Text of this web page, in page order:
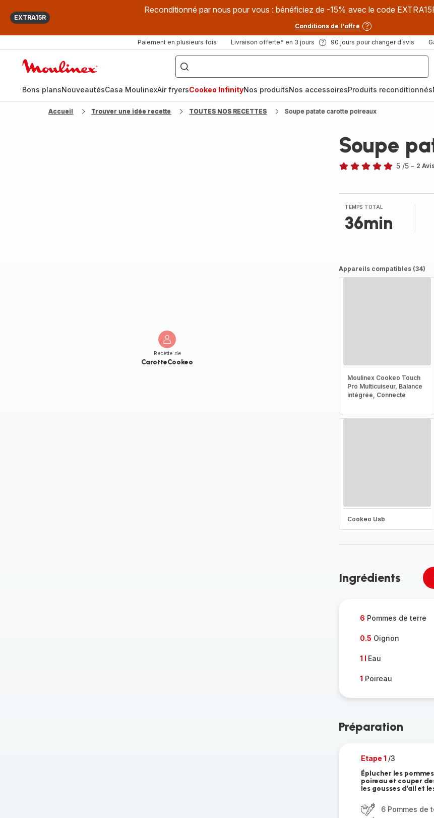
EXTRA15R
Reconditionné par nous pour vous : bénéficiez de -15% avec le code
Conditions de l'offre
Paiement en plusieurs fois Livraison offerte* en 3 jours 90 jours pour changer d’avis
["Que
recherchez-
vous
?",
fryer",
"Companion"]
Bons plansNouveautésCasa MoulinexAir fryersCookeo InfinityNos produitsNos accessoiresProduits reconditionnés
Accueil Trouver une idée recette TOUTES NOS RECETTES Soupe patate carotte poireaux
Recette de
CarotteCookeo
Soupe
étoiles
(moyenne)
5 /5 - 2
TEMPS TOTAL
36min
Appareils compatibles (34)
Moulinex Cookeo Touch
Pro Multicuiseur, Balance
intégrée, Connecté
Cookeo Usb
Ingrédients
6 Pommes de terre
0.5 Oignon
1 l Eau
1 Poireau
Préparation
Etape 1 /3
Éplucher les
poireau et couper
les gousses d'ail et
6 Pommes de